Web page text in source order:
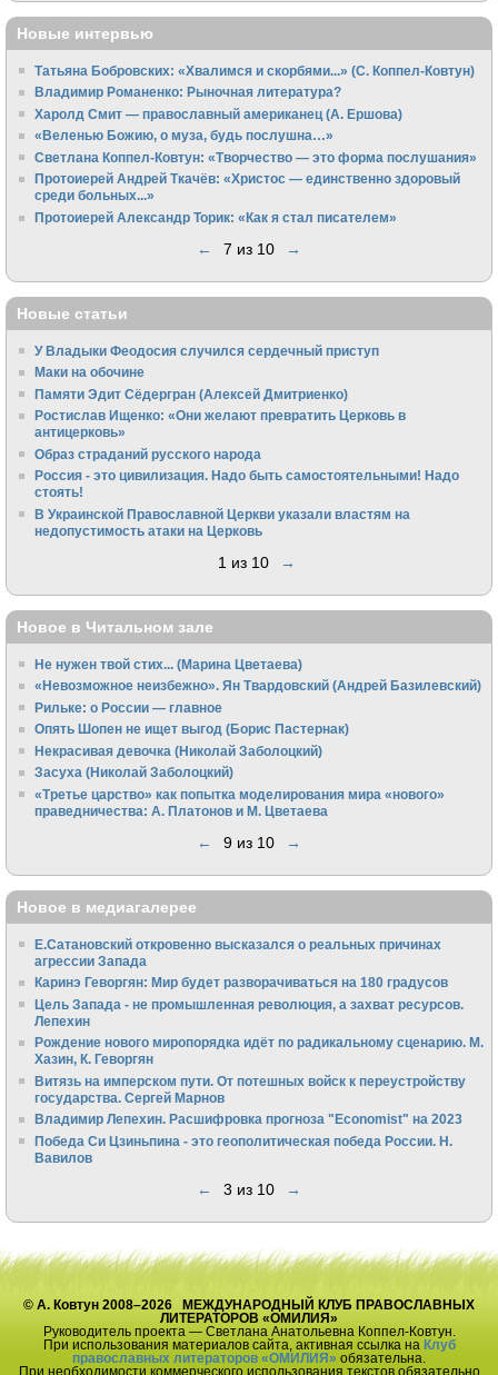
Новые интервью
Татьяна Бобровских: «Хвалимся и скорбями...» (С. Коппел-Ковтун)
Владимир Романенко: Рыночная литература?
Харолд Смит — православный американец (А. Ершова)
«Веленью Божию, о муза, будь послушна…»
Светлана Коппел-Ковтун: «Творчество — это форма послушания»
Протоиерей Андрей Ткачёв: «Христос — единственно здоровый
среди больных...»
Протоиерей Александр Торик: «Как я стал писателем»
← 7 из 10 →
Новые статьи
У Владыки Феодосия случился сердечный приступ
Маки на обочине
Памяти Эдит Сёдергран (Алексей Дмитриенко)
Ростислав Ищенко: «Они желают превратить Церковь в
антицерковь»
Образ страданий русского народа
Россия - это цивилизация. Надо быть самостоятельными! Надо
стоять!
В Украинской Православной Церкви указали властям на
недопустимость атаки на Церковь
1 из 10 →
Новое в Читальном зале
Не нужен твой стих... (Марина Цветаева)
«Невозможное неизбежно». Ян Твардовский (Андрей Базилевский)
Рильке: о России — главное
Опять Шопен не ищет выгод (Борис Пастернак)
Некрасивая девочка (Николай Заболоцкий)
Засуха (Николай Заболоцкий)
«Третье царство» как попытка моделирования мира «нового»
праведничества: А. Платонов и М. Цветаева
← 9 из 10 →
Новое в медиагалерее
Е.Сатановский откровенно высказался о реальных причинах
агрессии Запада
Каринэ Геворгян: Мир будет разворачиваться на 180 градусов
Цель Запада - не промышленная революция, а захват ресурсов.
Лепехин
Рождение нового миропорядка идёт по радикальному сценарию. М.
Хазин, К. Геворгян
Витязь на имперском пути. От потешных войск к переустройству
государства. Сергей Марнов
Владимир Лепехин. Расшифровка прогноза "Economist" на 2023
Победа Си Цзиньпина - это геополитическая победа России. Н.
Вавилов
← 3 из 10 →
© А. Ковтун 2008–2026 МЕЖДУНАРОДНЫЙ КЛУБ ПРАВОСЛАВНЫХ
ЛИТЕРАТОРОВ «ОМИЛИЯ»
Руководитель проекта — Светлана Анатольевна Коппел-Ковтун.
При использования материалов сайта, активная ссылка на Клуб
православных литераторов «ОМИЛИЯ» обязательна.
При необходимости коммерческого использования текстов обязательно